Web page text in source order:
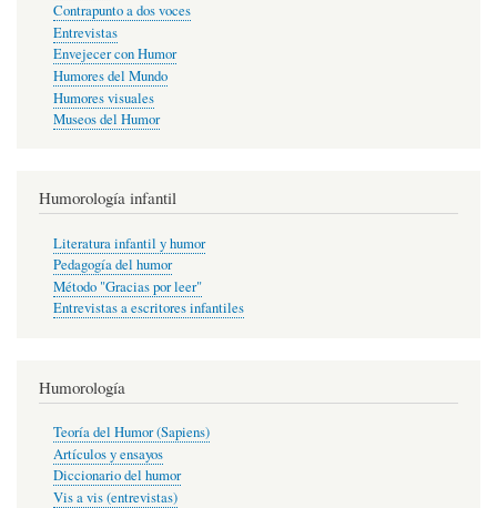
Contrapunto a dos voces
Entrevistas
Envejecer con Humor
Humores del Mundo
Humores visuales
Museos del Humor
Humorología infantil
Literatura infantil y humor
Pedagogía del humor
Método "Gracias por leer"
Entrevistas a escritores infantiles
Humorología
Teoría del Humor (Sapiens)
Artículos y ensayos
Diccionario del humor
Vis a vis (entrevistas)